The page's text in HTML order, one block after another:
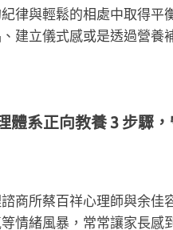
律與輕鬆的相處中取得平
建立儀式感或是透過營養
體系正向教養 3 步驟
諮商所蔡百祥心理師與余
等情緒風暴，常常讓家長